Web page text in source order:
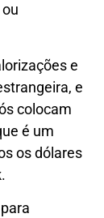
e
e
colocam
é um
os dólares